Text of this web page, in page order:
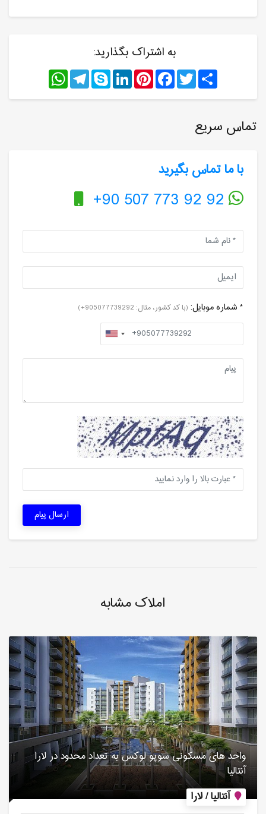
به اشتراک بگذارید:
Share
Twitter
Facebook
Pinterest
LinkedIn
Skype
Telegram
WhatsApp
تماس سریع
با ما تماس بگیرید
+90 507 773 92 92
* شماره موبایل: (با کد کشور، مثال: 905077739292+)
ارسال پیام
املاک مشابه
آنتالیا / لارا
واحد های مسکونی سوپو لوکس به تعداد محدود در لارا
آنتالیا